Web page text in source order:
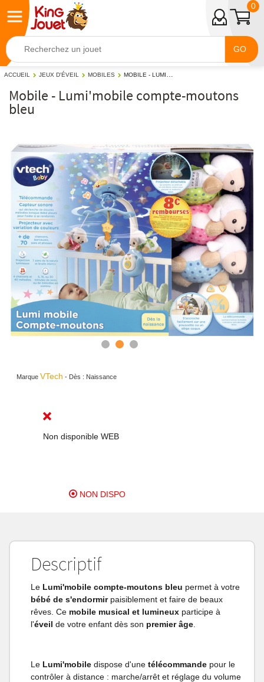
GO
0
ACCUEIL JEUX D'ÉVEIL MOBILES MOBILE - LUMI'MOBILE COMPTE-MOUTONS BLEU
Mobile - Lumi'mobile compte-moutons
bleu
Marque VTech - Dès : Naissance
Non disponible WEB
NON DISPO
Descriptif
Le Lumi'mobile compte-moutons bleu permet à votre
bébé de s'endormirpaisiblement et faire de beaux
rêves. Ce mobile musical et lumineux participe à
l'éveil de votre enfant dès son premier âge
Le Lumi'mobile dispose d'une télécommande pour le
contrôler à distance : marche/arrêt et réglage du volume